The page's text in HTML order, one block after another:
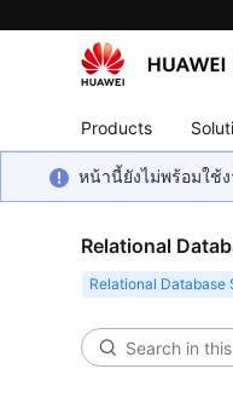
Products
หน้านี้ยังไม่พร้อมใช้
Relational